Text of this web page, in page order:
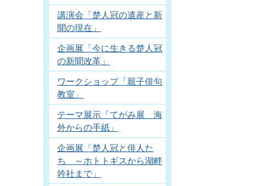
講演会「楚人冠の遺産と新
聞の現在」
企画展「今に生きる楚人冠
の新聞改革」
ワークショップ「親子俳句
教室」
テーマ展示「てがみ展 海
外からの手紙」
企画展「楚人冠と俳人た
ち ～ホトトギスから湖畔
吟社まで」